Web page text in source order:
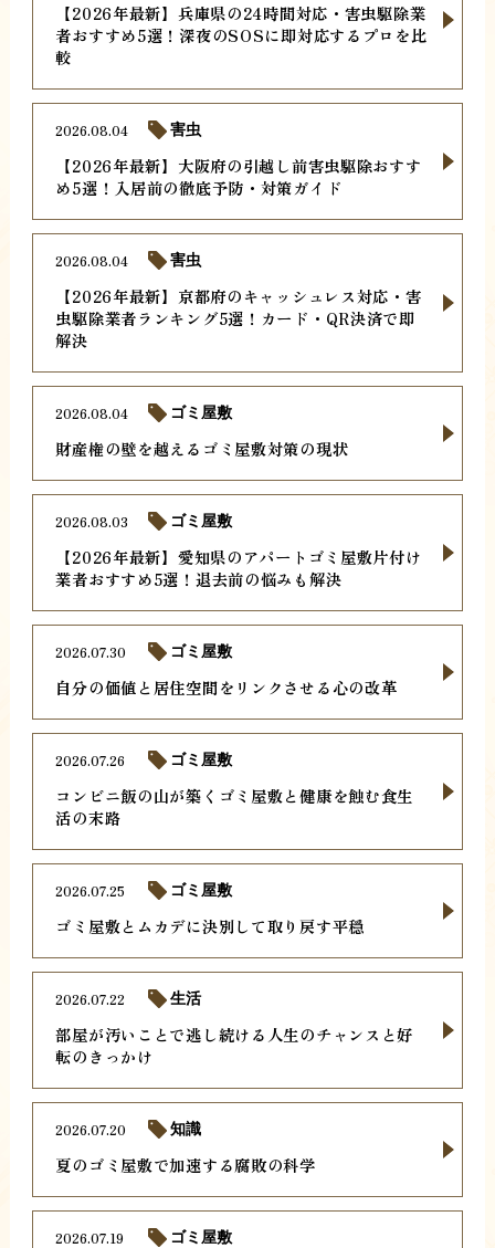
【2026年最新】兵庫県の24時間対応・害虫駆除業
者おすすめ5選！深夜のSOSに即対応するプロを比
較
【2026年最新】大阪府の引越し前害虫駆除おすす
め5選！入居前の徹底予防・対策ガイド
2026.08.04 害虫
【2026年最新】京都府のキャッシュレス対応・害
虫駆除業者ランキング5選！カード・QR決済で即
解決
2026.08.04 害虫
財産権の壁を越えるゴミ屋敷対策の現状
2026.08.04 ゴミ屋敷
【2026年最新】愛知県のアパートゴミ屋敷片付け
業者おすすめ5選！退去前の悩みも解決
2026.08.03 ゴミ屋敷
自分の価値と居住空間をリンクさせる心の改革
2026.07.30 ゴミ屋敷
コンビニ飯の山が築くゴミ屋敷と健康を蝕む食生
活の末路
2026.07.26 ゴミ屋敷
ゴミ屋敷とムカデに決別して取り戻す平穏
2026.07.25 ゴミ屋敷
部屋が汚いことで逃し続ける人生のチャンスと好
転のきっかけ
2026.07.22 生活
夏のゴミ屋敷で加速する腐敗の科学
2026.07.20 知識
2026.07.19 ゴミ屋敷